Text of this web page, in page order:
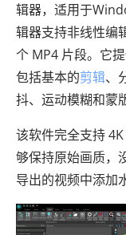
辑器，适用于
辑器支持非线性编
个 MP4 片段。它
包括基本的剪辑、
抖、运动模糊和蒙
该软件完全支持
够保持原始画质，
导出的视频中添加